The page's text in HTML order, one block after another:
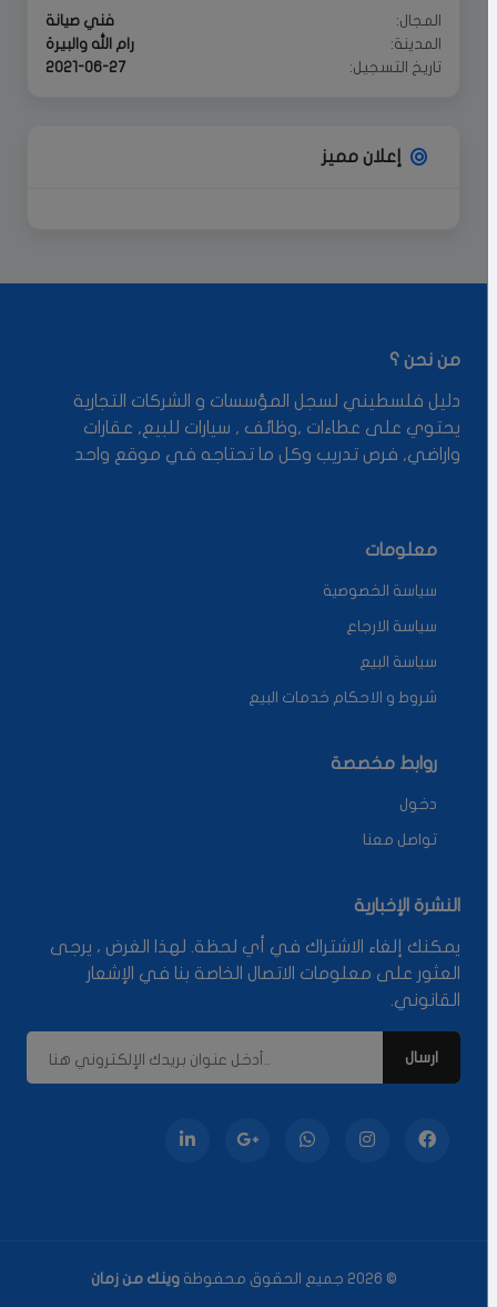
المجال:
فني صيانة
المدينة:
رام الله والبيرة
تاريخ التسجيل:
2021-06-27
إعلان مميز
من نحن ؟
دليل فلسطيني لسجل المؤسسات و الشركات التجارية
يحتوي على عطاءات ,وظائف , سيارات للبيع, عقارات
واراضي, فرص تدريب وكل ما تحتاجه في موقع واحد
معلومات
سياسة الخصوصية
سياسة الارجاع
سياسة البيع
شروط و الاحكام خدمات البيع
روابط مخصصة
دخول
تواصل معنا
النشرة الإخبارية
يمكنك إلغاء الاشتراك في أي لحظة. لهذا الغرض ، يرجى
العثور على معلومات الاتصال الخاصة بنا في الإشعار
القانوني.
© 2026 جميع الحقوق محفوظة وينك من زمان